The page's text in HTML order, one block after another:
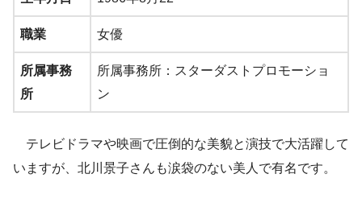
職業 女優
所属事務
所
所属事務所：スターダストプロモーショ
ン
テレビドラマや映画で圧倒的な美貌と演技で大活躍して
いますが、北川景子さんも涙袋のない美人で有名です。